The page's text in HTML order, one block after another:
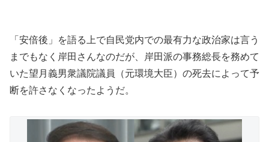
「安倍後」を語る上で自民党内での最有力な政治家は言う
までもなく岸田さんなのだが、岸田派の事務総長を務めて
いた望月義男衆議院議員（元環境大臣）の死去によって予
断を許さなくなったようだ。